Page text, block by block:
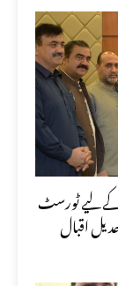
کے لیے ٹورسٹ
اقبال